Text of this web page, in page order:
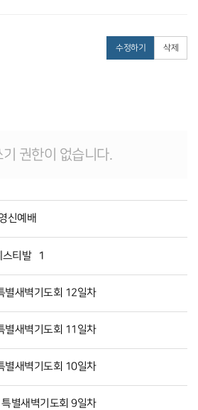
수정하기 삭제
기 권한이 없습니다.
신예배
티발 1
별새벽기도회 12일차
별새벽기도회 11일차
별새벽기도회 10일차
별새벽기도회 9일차